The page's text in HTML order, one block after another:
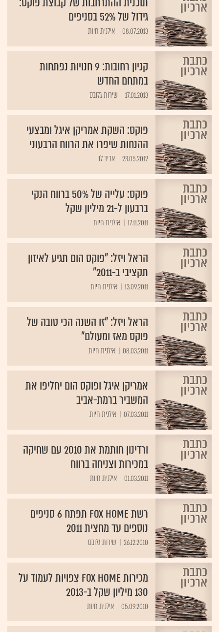
גידול של 52% בסניפים
08.07.2013 אילנית חיות
קניון רחובות: 9 חנויות נפתחות
במתחם החדש
17.01.2013 שירות גלובס
פוקס: השקת אמריקן איגל ומבצעי
ההנחות שיפרו את הרווח הרבעוני
23.05.2012 אביב לוי
פוקס: עלייה של 50% ברווח הנקי
ברבעון ל-21 מיליון שקל
17.11.2011 אילנית חיות
הראל ויזל: "פוקס הום תגיע לאיזון
תקציבי ב-2011"
13.09.2011 אילנית חיות
הראל ויזל: "זו השנה הכי טובה של
פוקס מאז ומעולם"
08.03.2011 אילנית חיות
אמריקן איגל ופוקס הום יחליפו את
המשביר ברמת-אביב
07.03.2011 אילנית חיות
ורדינון חותמת את 2010 עם שחיקה
במכירות וצניחה ברווח
01.03.2011 אילנית חיות
רשת FOX HOME תפתח 6 סניפים
נוספים עד מחצית 2011
26.12.2010 שירות גלובס
מכירות FOX HOME צפויות לעמוד על
130 מיליון שקל ב-2013
05.09.2010 אילנית חיות